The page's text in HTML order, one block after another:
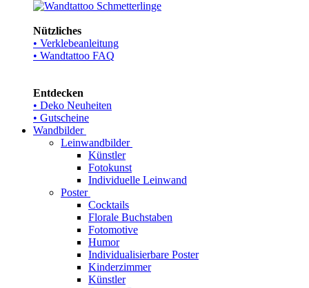
Nützliches
• Verklebeanleitung
• Wandtattoo FAQ
Entdecken
• Deko Neuheiten
• Gutscheine
Wandbilder
Leinwandbilder
Künstler
Fotokunst
Individuelle Leinwand
Poster
Cocktails
Florale Buchstaben
Fotomotive
Humor
Individualisierbare Poster
Kinderzimmer
Künstler